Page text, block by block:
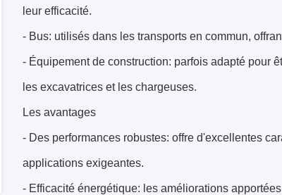
leur efficacité.
- Bus: utilisés dans les transports en commun,
- Équipement de construction: parfois adapté pour
les excavatrices et les chargeuses.
Les avantages
- Des performances robustes: offre d'excellentes
applications exigeantes.
- Efficacité énergétique: les améliorations